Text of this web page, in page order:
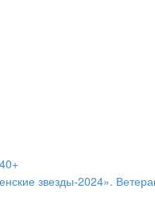
звезды-2024».